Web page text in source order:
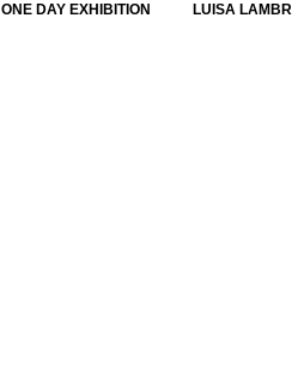
ONE DAY EXHIBITION LUISA